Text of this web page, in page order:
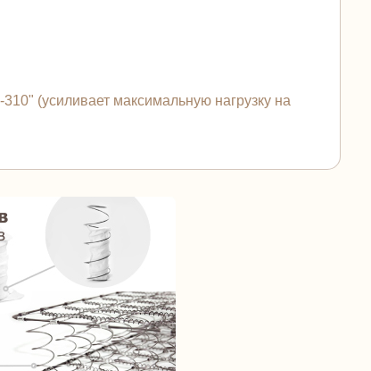
(усиливает максимальную нагрузку на